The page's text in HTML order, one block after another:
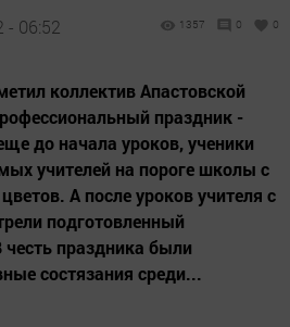
- 06:52 1357 0 0
коллектив Апастовской
праздник -
до начала уроков, ученики
учителей на пороге школы с
А после уроков учителя с
подготовленный
праздника были
состязания среди...